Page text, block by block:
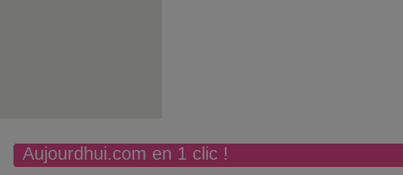
Aujourdhui.com en 1 clic !